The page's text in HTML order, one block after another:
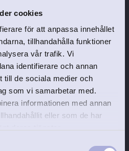
cookies
för att anpassa innehållet
tillhandahålla funktioner
vår trafik. Vi
identifierare och annan
till de sociala medier och
som vi samarbetar med.
informationen med annan
eller som de har
ingår– gör gåvan unik
eller en kort
kostnad.
kärlek och tradition
vid varje firande år